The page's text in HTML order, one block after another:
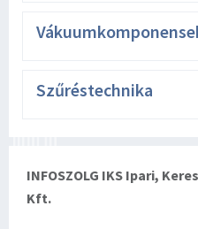
Szűréstechnika
INFOSZOLG IKS Ipari,
Kft.